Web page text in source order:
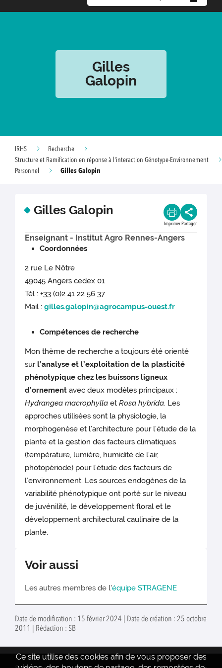
Gilles
Galopin
IRHS
Recherche
Structure et Ramification en réponse à l'interaction Génotype-Environnement
Personnel
Gilles Galopin
Gilles Galopin
Imprimer Partager
Enseignant - Institut Agro Rennes-Angers
Coordonnées
2 rue Le Nôtre
49045 Angers cedex 01
Tél : +33 (0)2 41 22 56 37
Mail :gilles.galopin@agrocampus-ouest.fr
Compétences de recherche
Mon thème de recherche a toujours été orienté
sur l’analyse et l’exploitation de la plasticité
phénotypique chez les buissons ligneux
d’ornement avec deux modèles principaux :
Hydrangea macrophylla etRosa hybrida. Les
approches utilisées sont la physiologie, la
morphogenèse et l’architecture pour l’étude de la
plante et la gestion des facteurs climatiques
(température, lumière, humidité de l’air,
photopériode) pour l’étude des facteurs de
l’environnement. Les sources endogènes de la
variabilité phénotypique ont porté sur le niveau
de juvénilité, le développement floral et le
développement architectural caulinaire de la
plante.
Voir aussi
Les autres membres de l'équipe STRAGENE
Date de modification : 15 février 2024 | Date de création : 25 octobre
2011 | Rédaction : SB
Ce site utilise des cookies afin de vous proposer des